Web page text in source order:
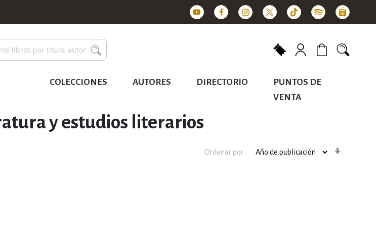
COLECCIONES AUTORES DIRECTORIO
PUNTOS DE
VENTA
y estudios literarios
Ordenar por